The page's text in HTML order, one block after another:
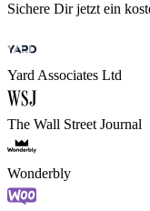
Sichere Dir jetzt ein
Yard Associates Ltd
The Wall Street Journal
Wonderbly